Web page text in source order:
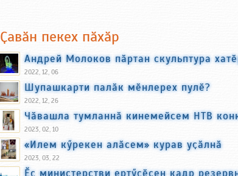
Ҫавӑн пекех пӑхӑр
Андрей Молоков пӑртан скульптура
2022, 12, 06
Шупашкарти палӑк мӗнлерех пулӗ?
2022, 12, 26
Чӑвашла тумланнӑ кинемейсем НТВ
2023, 02, 10
«Илем кӳрекен алӑсем» курав уҫӑлнӑ
2023, 03, 22
Ӗҫ министерстви ертӳҫӗсен кадр